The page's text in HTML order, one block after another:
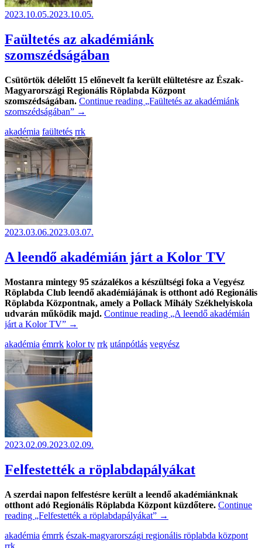
2023.10.05.2023.10.05.
Faültetés az akadémiánk
szomszédságában
Csütörtök délelőtt 15 előnevelt fa került elültetésre az Észak-
Magyarországi Regionális Röplabda Központ
szomszédságában. Continue reading „Faültetés az akadémiánk
szomszédságában” →
akadémia faültetés rrk
2023.03.06.2023.03.07.
A leendő akadémián járt a Kolor TV
Mostanra mintegy 95 százalékos a készültségi foka a Vegyész
Röplabda Club leendő akadémiájának is otthont adó Regionális
Röplabda Központnak, amely a Pollack Mihály Székhelyiskola
udvarán működik majd. Continue reading „A leendő akadémián
járt a Kolor TV” →
akadémia émrrk kolor tv rrk utánpótlás vegyész
2023.02.09.2023.02.09.
Felfestették a röplabdapályákat
A szerdai napon felfestésre került a leendő akadémiánknak
otthont adó Regionális Röplabda Központ küzdőtere. Continue
reading „Felfestették a röplabdapályákat” →
akadémia émrrk észak-magyarországi regionális röplabda központ
rrk